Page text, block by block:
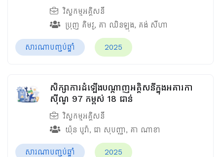
វិស្វកម្មអគ្គិសនី
ប្រុញ គិមវូ, គា​ ឈិនឡុង, គង់​ សីហា
សារណាបញ្ចប់ឆ្នាំ 2025
សិក្សាការដំឡើងបណ្ដាញអគ្គិសនីក្នុងអគារកា
ស៊ីណូ​ 97 កម្ពស់ 18 ជាន់
វិស្វកម្មអគ្គិសនី
យ៉ុន បូរ៉ា, ជា សុបញ្ញា, គា ណាខា
សារណាបញ្ចប់ឆ្នាំ 2025